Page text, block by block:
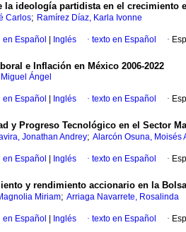
la ideología partidista en el crecimiento
Carlos; Ramírez Díaz, Karla Ivonne
Español Inglés · texto en Español ·
e Inflación en México 2006-2022
Ángel
Español Inglés · texto en Español ·
y Progreso Tecnológico en el Sector
Jonathan Andrey; Alarcón Osuna, Moisés
Español Inglés · texto en Español ·
y rendimiento accionario en la
Miriam; Arriaga Navarrete, Rosalinda
Español Inglés · texto en Español ·